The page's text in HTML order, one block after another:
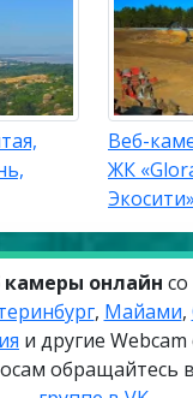
Веб-
ЖК
Экосити»
камеры онлайн
, Майами,
и другие
обращайтесь в